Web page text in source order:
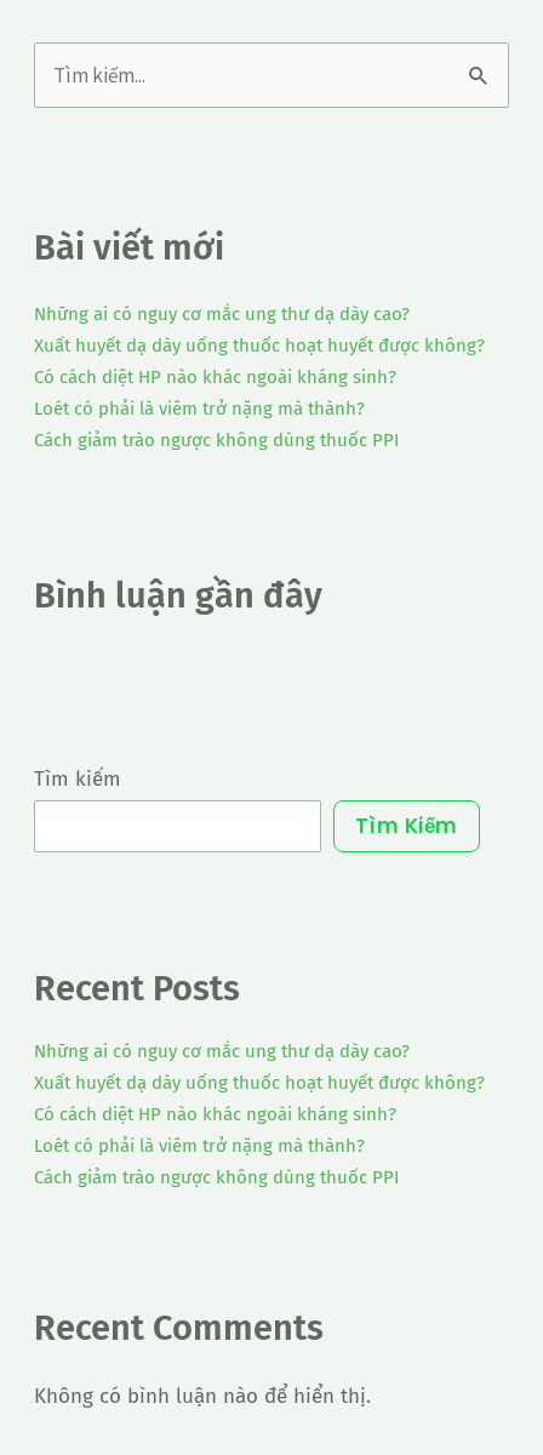
:
Bài viết mới
Những ai có nguy cơ mắc ung thư dạ dày cao?
Xuất huyết dạ dày uống thuốc hoạt huyết được không?
Có cách diệt HP nào khác ngoài kháng sinh?
Loét có phải là viêm trở nặng mà thành?
Cách giảm trào ngược không dùng thuốc PPI
Bình luận gần đây
Tìm kiếm
Tìm Kiếm
Recent Posts
Những ai có nguy cơ mắc ung thư dạ dày cao?
Xuất huyết dạ dày uống thuốc hoạt huyết được không?
Có cách diệt HP nào khác ngoài kháng sinh?
Loét có phải là viêm trở nặng mà thành?
Cách giảm trào ngược không dùng thuốc PPI
Recent Comments
Không có bình luận nào để hiển thị.